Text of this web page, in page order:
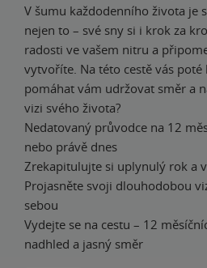
V šumu každodenního života je
nejen to – své sny si i krok za
radosti ve vašem nitru a
vytvoříte. Na této cestě vás
pomáhat vám udržovat směr a
vizi svého života?
Nedatovaný průvodce na 12
nebo právě dnes
Zrekapitulujte si uplynulý rok a
Projasněte svoji dlouhodobou
sebou
Vydejte se na cestu – 12
nadhled a jasný směr